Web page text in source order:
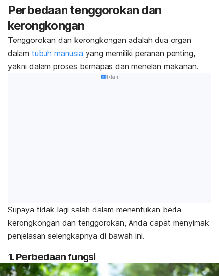
Perbedaan tenggorokan dan
kerongkongan
Tenggorokan dan kerongkongan adalah dua organ
dalam tubuh manusia yang memiliki peranan penting,
yakni dalam proses bernapas dan menelan makanan.
Iklan
Supaya tidak lagi salah dalam menentukan beda
kerongkongan dan tenggorokan, Anda dapat menyimak
penjelasan selengkapnya di bawah ini.
1. Perbedaan fungsi